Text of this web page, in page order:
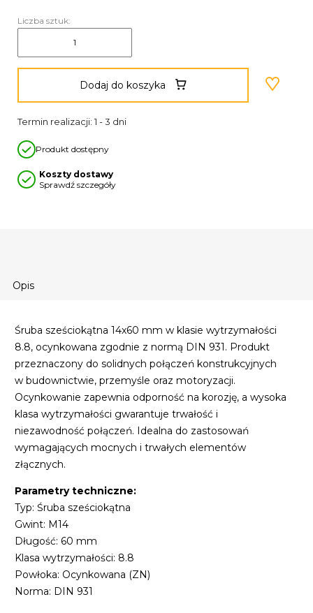
Opis
Śruba sześciokątna 14x60 mm w klasie wytrzymałości
8.8, ocynkowana zgodnie z normą DIN 931. Produkt
przeznaczony do solidnych połączeń konstrukcyjnych
w budownictwie, przemyśle oraz motoryzacji.
Ocynkowanie zapewnia odporność na korozję, a wysoka
klasa wytrzymałości gwarantuje trwałość i
niezawodność połączeń. Idealna do zastosowań
wymagających mocnych i trwałych elementów
złącznych.
Parametry techniczne:
Typ: Śruba sześciokątna
Gwint: M14
Długość: 60 mm
Klasa wytrzymałości: 8.8
Powłoka: Ocynkowana (ZN)
Norma: DIN 931
Liczba sztuk:
Dodaj do koszyka
Termin realizacji: 1 - 3 dni
Produkt dostępny
Koszty dostawy
Sprawdź szczegóły